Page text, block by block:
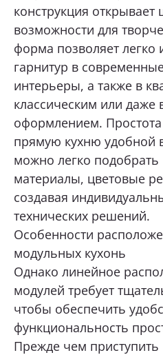
конструкция
возможности для
форма позволяет легко
гарнитур в
интерьеры, а также в
классическим или
оформлением.
прямую кухню удобной
можно легко
материалы, цветовые
создавая
технических решений.
Особенности
модульных кухонь
Однако линейное
модулей требует
чтобы обеспечить
функциональность
Прежде чем приступить
Я даю согласие
персональных
Я принимаю
Нажимая кнопку
на обработку моих
Федеральным законом от
«О персональных данных»,
определенных в Согласии на
Перейти
Тюмень, Мельникайте,
Дом», 2 этаж
+7 (967) 555-68-60
Тюмень, 30 лет Победы, 7,
Магнат» 1 этаж.
+7 (922) 003-11-44
Перейти
Тюмень, д. Патрушева, ул.
Лермонтова, 6
+7 (922) 073-10-75
Перейти
Сургут, ул. Маяковского,
Центр «Гулливер»
+7 (967) 555-49-07
Перейти